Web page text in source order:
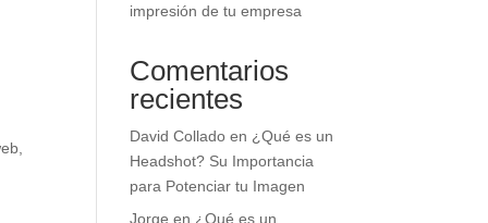
impresión de tu empresa
Comentarios
recientes
David Collado en ¿Qué es un
Headshot? Su Importancia
para Potenciar tu Imagen
Jorge en ¿Qué es un